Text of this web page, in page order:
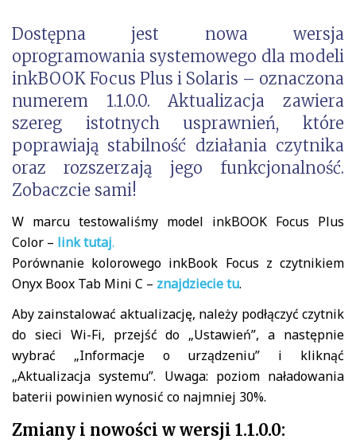
Dostępna jest nowa wersja
oprogramowania systemowego dla modeli
inkBOOK Focus Plus i Solaris – oznaczona
numerem 1.1.0.0. Aktualizacja zawiera
szereg istotnych usprawnień, które
poprawiają stabilność działania czytnika
oraz rozszerzają jego funkcjonalność.
Zobaczcie sami!
W marcu testowaliśmy model inkBOOK Focus Plus
Color – link tutaj.
Porównanie kolorowego inkBook Focus z czytnikiem
Onyx Boox Tab Mini C – znajdziecie tu.
Aby zainstalować aktualizację, należy podłączyć czytnik
do sieci Wi-Fi, przejść do „Ustawień”, a następnie
wybrać „Informacje o urządzeniu” i kliknąć
„Aktualizacja systemu”. Uwaga: poziom naładowania
baterii powinien wynosić co najmniej 30%.
Zmiany i nowości w wersji 1.1.0.0: